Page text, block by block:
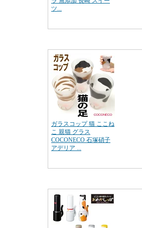
ツ...
ガラスコップ 猫 ここね
こ 親猫 グラス
COCONECO 石塚硝子
アデリア ...